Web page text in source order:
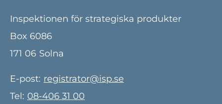
Inspektionen för strategiska produkter
Box 6086
171 06 Solna
E-post: registrator@isp.se
Tel: 08-406 31 00